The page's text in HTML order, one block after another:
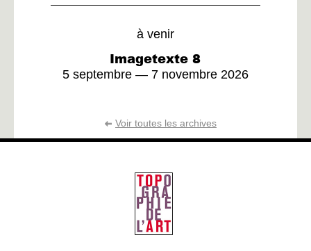
à venir
Imagetexte 8
5 septembre — 7 novembre 2026
Voir toutes les archives